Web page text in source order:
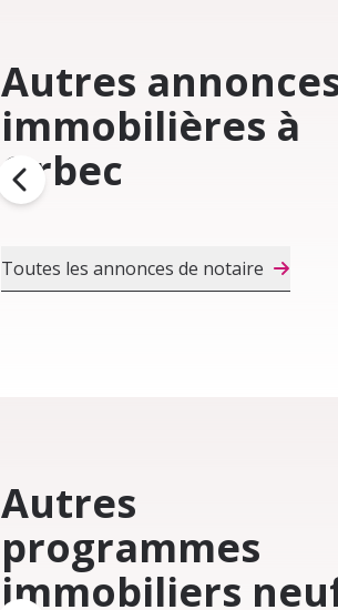
Autres
immobilières à
Orbec
Toutes les annonces de notaire
Autres
programmes
immobiliers